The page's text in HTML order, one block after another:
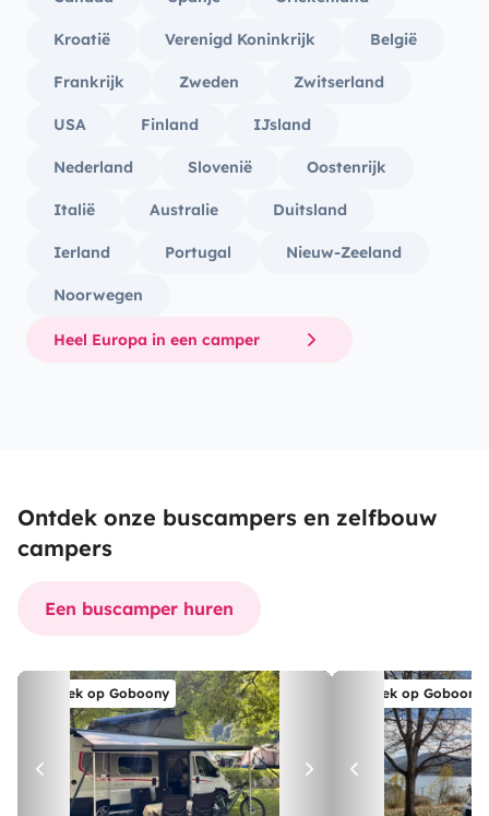
Kroatië Verenigd Koninkrijk België
Frankrijk Zweden Zwitserland
USA Finland IJsland
Nederland Slovenië Oostenrijk
Italië Australie Duitsland
Ierland Portugal Nieuw-Zeeland
Noorwegen
Heel Europa in een camper
Ontdek onze buscampers en zelfbouw
campers
Een buscamper huren
Boek op Goboony Boek op Goboony